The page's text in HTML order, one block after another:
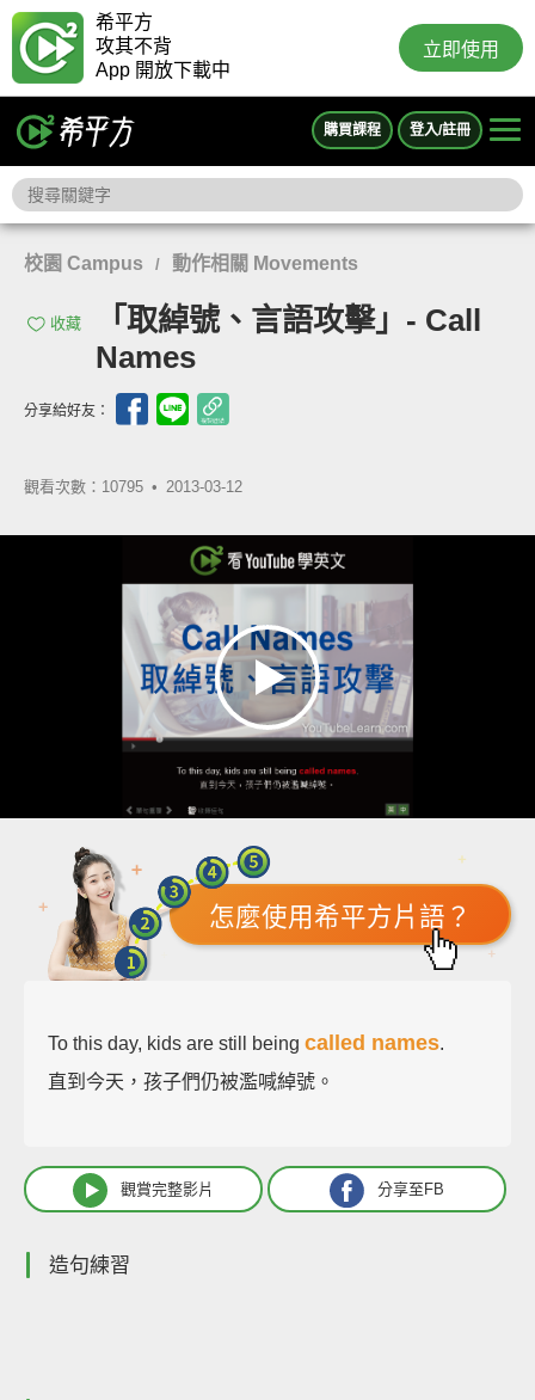
希平方
攻其不背
App 開放下載中
立即使用
購買課程 登入/註冊
校園 Campus / 動作相關 Movements
收藏
「取綽號、言語攻擊」- Call
Names
分享給好友：
觀看次數：10795 • 2013-03-12
怎麼使用希平方片語？
To this day, kids are still being called names.
直到今天，孩子們仍被濫喊綽號。
觀賞完整影片 分享至FB
造句練習